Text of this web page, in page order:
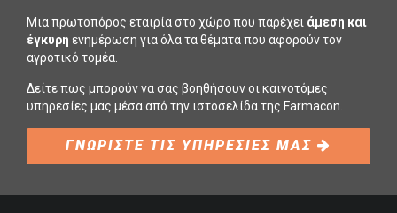
Μια πρωτοπόρος εταιρία στο χώρο που παρέχει άμεση και
έγκυρη ενημέρωση για όλα τα θέματα που αφορούν τον
αγροτικό τομέα.
Δείτε πως μπορούν να σας βοηθήσουν οι καινοτόμες
υπηρεσίες μας μέσα από την ιστοσελίδα της Farmacon.
ΓΝΩΡΙΣΤΕ ΤΙΣ ΥΠΗΡΕΣΙΕΣ ΜΑΣ